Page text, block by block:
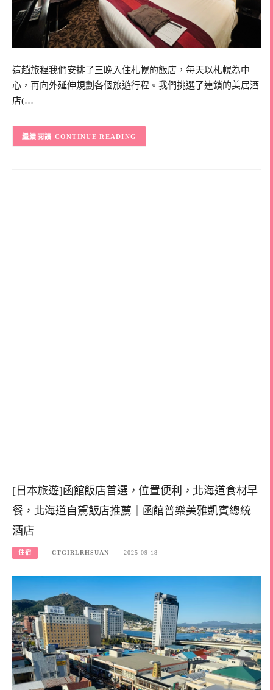
這趟旅程我們安排了三晚入住札幌的飯店，每天以札幌為中
心，再向外延伸規劃各個旅遊行程。我們挑選了連鎖的美居酒
店(…
CONTINUE READING
[日本旅遊]函館飯店首選，位置便利，北海道食材早
餐，北海道自駕飯店推薦｜函館普樂美雅凱賓總統
酒店
住宿 CTGIRLRHSUAN 2025-09-18